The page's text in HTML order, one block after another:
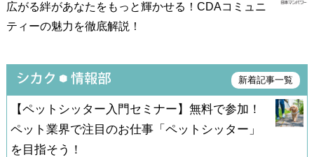
広がる絆があなたをもっと輝かせる！CDAコミュニ
ティーの魅力を徹底解説！
新着記事一覧
【ペットシッター入門セミナー】無料で参加！
ペット業界で注目のお仕事「ペットシッター」
を目指そう！